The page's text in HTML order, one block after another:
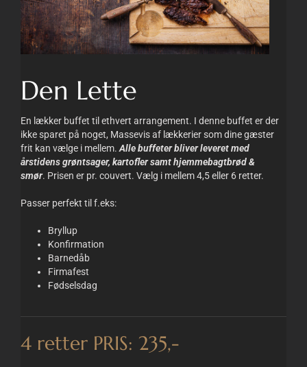
Den Lette
En lækker buffet til ethvert arrangement. I denne buffet er der
ikke sparet på noget, Massevis af lækkerier som dine gæster
frit kan vælge i mellem. Alle buffeter bliver leveret med
årstidens grøntsager, kartofler samt hjemmebagtbrød &
smør. Prisen er pr. couvert. Vælg i mellem 4,5 eller 6 retter.
Passer perfekt til f.eks:
Bryllup
Konfirmation
Barnedåb
Firmafest
Fødselsdag
4 retter PRIS: 235,-